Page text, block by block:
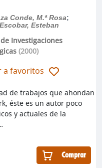
Conde, M.ª Rosa;
Esteban
Investigaciones
(2000)
a favoritos
Comprar
de trabajos que ahondan
éste es un autor poco
y actuales de la